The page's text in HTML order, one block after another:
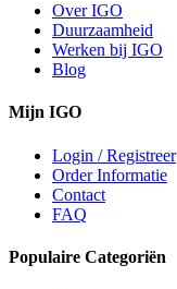
Over IGO
Duurzaamheid
Werken bij IGO
Blog
Mijn IGO
Login / Registreer
Order Informatie
Contact
FAQ
Populaire Categoriën